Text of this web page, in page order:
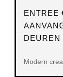
ENTREE
DEUREN
Modern